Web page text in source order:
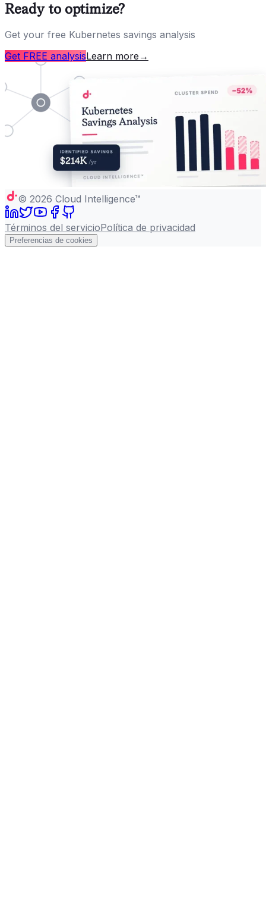
Ready to optimize?
Get your free Kubernetes savings analysis
Get FREE analysisLearn more →
© 2026 Cloud Intelligence™
Términos del servicioPolítica de privacidad
Preferencias de cookies